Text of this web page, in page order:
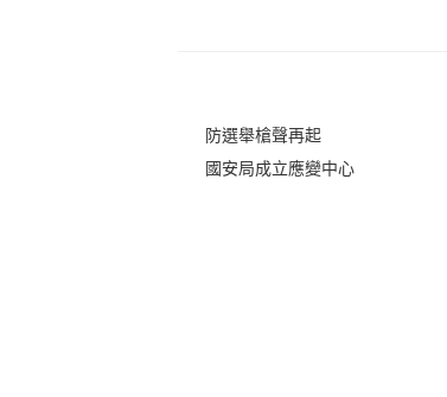
防選舉槍聲再起
國安局成立應變中心